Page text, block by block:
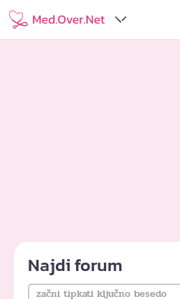
Najdi forum